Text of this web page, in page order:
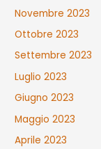
Novembre 2023
Ottobre 2023
Settembre 2023
Luglio 2023
Giugno 2023
Maggio 2023
Aprile 2023